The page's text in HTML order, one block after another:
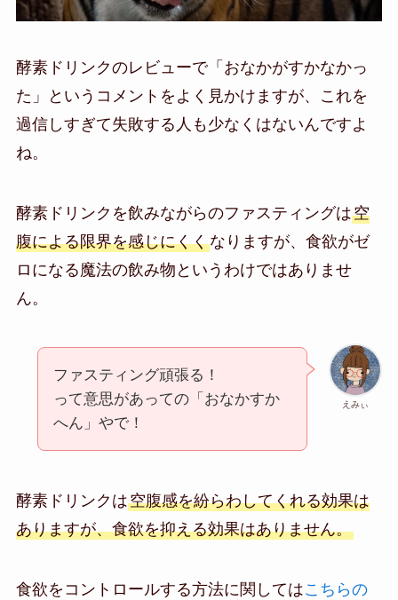
酵素ドリンクのレビューで「おなかがすかなかっ
た」というコメントをよく見かけますが、これを
過信しすぎて失敗する人も少なくはないんですよ
ね。
酵素ドリンクを飲みながらのファスティングは空
腹による限界を感じにくくなりますが、食欲がゼ
ロになる魔法の飲み物というわけではありませ
ん。
えみぃ
ファスティング頑張る！
って意思があっての「おなかすか
へん」やで！
酵素ドリンクは空腹感を紛らわしてくれる効果は
ありますが、食欲を抑える効果はありません。
食欲をコントロールする方法に関してはこちらの